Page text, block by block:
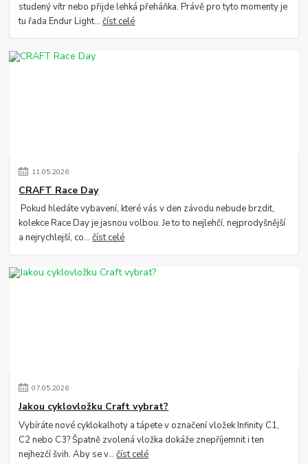
studený vítr nebo přijde lehká přeháňka. Právě pro tyto momenty je
tu řada Endur Light...číst celé
11.05.2026
CRAFT Race Day
Pokud hledáte vybavení, které vás v den závodu nebude brzdit,
kolekce Race Day je jasnou volbou. Je to to nejlehčí, nejprodyšnější
a nejrychlejší, co...číst celé
07.05.2026
Jakou cyklovložku Craft vybrat?
Vybíráte nové cyklokalhoty a tápete v označení vložek Infinity C1,
C2 nebo C3? Špatně zvolená vložka dokáže znepříjemnit i ten
nejhezčí švih. Aby se v...číst celé